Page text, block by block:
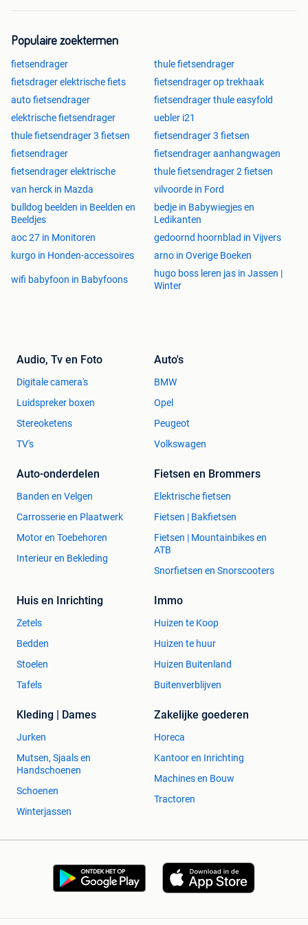
info@venderparts.nl
Al meer dan 49 jaar betrouwbaar en goede service!
Populaire zoektermen
fietsendrager
thule fietsendrager
fietsdrager elektrische fiets
fietsendrager op trekhaak
auto fietsendrager
fietsendrager thule easyfold
elektrische fietsendrager
uebler i21
thule fietsendrager 3 fietsen
fietsendrager 3 fietsen
fietsendrager
fietsendrager aanhangwagen
fietsendrager elektrische
thule fietsendrager 2 fietsen
van herck in Mazda
vilvoorde in Ford
bulldog beelden in Beelden en
Beeldjes
bedje in Babywiegjes en
Ledikanten
aoc 27 in Monitoren
gedoornd hoornblad in Vijvers
kurgo in Honden-accessoires
arno in Overige Boeken
wifi babyfoon in Babyfoons
hugo boss leren jas in Jassen |
Winter
Audio, Tv en Foto
Digitale camera's
Luidspreker boxen
Stereoketens
TV's
Auto's
BMW
Opel
Peugeot
Volkswagen
Auto-onderdelen
Banden en Velgen
Carrosserie en Plaatwerk
Motor en Toebehoren
Interieur en Bekleding
Fietsen en Brommers
Elektrische fietsen
Fietsen | Bakfietsen
Fietsen | Mountainbikes en
ATB
Snorfietsen en Snorscooters
Huis en Inrichting
Zetels
Bedden
Stoelen
Tafels
Immo
Huizen te Koop
Huizen te huur
Huizen Buitenland
Buitenverblijven
Kleding | Dames
Jurken
Mutsen, Sjaals en
Handschoenen
Schoenen
Winterjassen
Zakelijke goederen
Horeca
Kantoor en Inrichting
Machines en Bouw
Tractoren